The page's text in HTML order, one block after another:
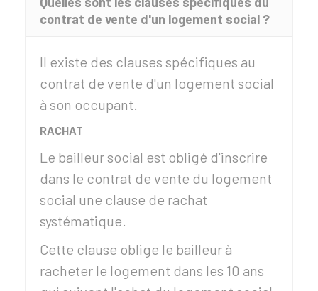
contrat de vente d'un logement social ?
Il existe des clauses spécifiques au
contrat de vente d'un logement social
à son occupant.
RACHAT
Le bailleur social est obligé d'inscrire
dans le contrat de vente du logement
social une clause de rachat
systématique.
Cette clause oblige le bailleur à
racheter le logement dans les 10 ans